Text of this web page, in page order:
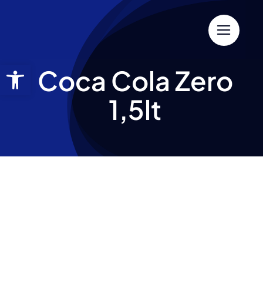
Coca Cola Zero
1,5lt